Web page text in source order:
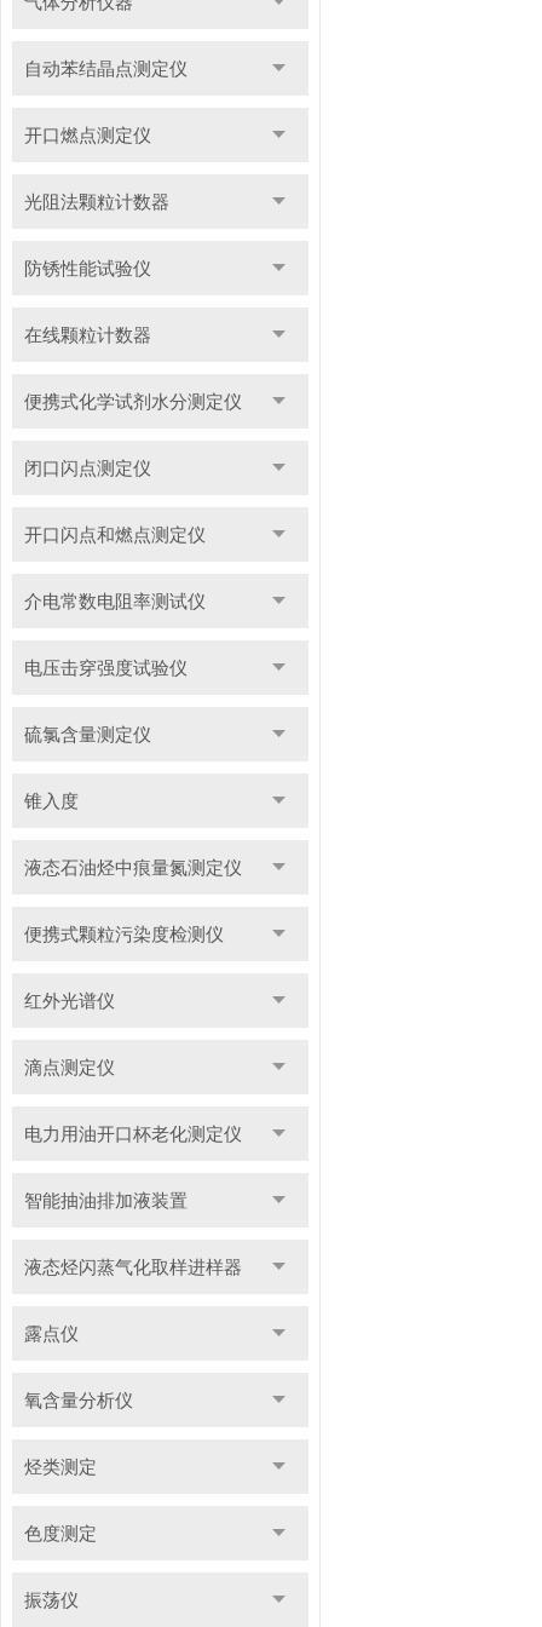
自动苯结晶点测定仪
开口燃点测定仪
光阻法颗粒计数器
防锈性能试验仪
在线颗粒计数器
便携式化学试剂水分测定仪
闭口闪点测定仪
开口闪点和燃点测定仪
介电常数电阻率测试仪
电压击穿强度试验仪
硫氯含量测定仪
锥入度
液态石油烃中痕量氮测定仪
便携式颗粒污染度检测仪
红外光谱仪
滴点测定仪
电力用油开口杯老化测定仪
智能抽油排加液装置
液态烃闪蒸气化取样进样器
露点仪
氧含量分析仪
烃类测定
色度测定
振荡仪